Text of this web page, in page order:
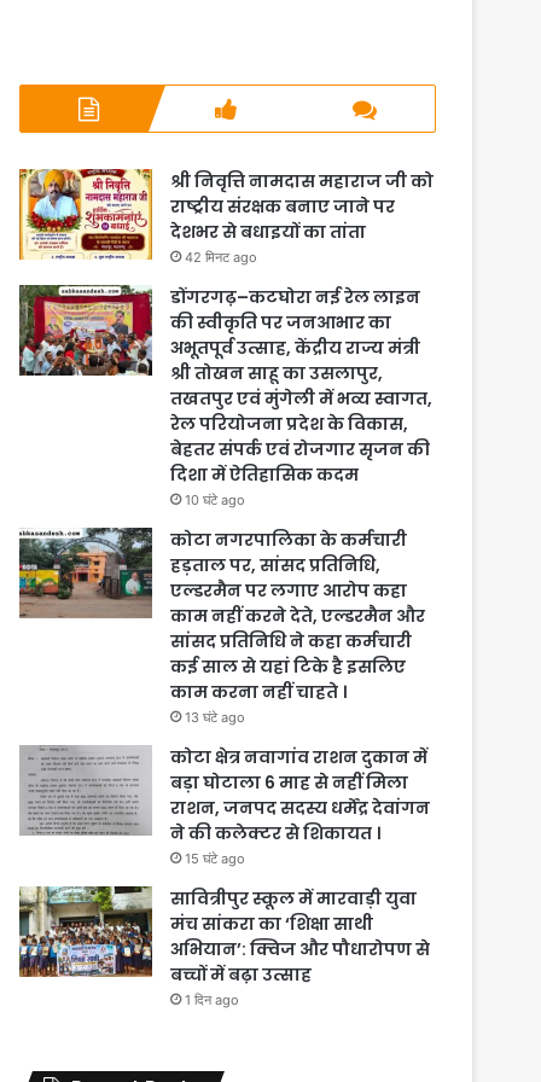
श्री निवृत्ति नामदास महाराज जी को
राष्ट्रीय संरक्षक बनाए जाने पर
देशभर से बधाइयों का तांता
42 मिनट ago
डोंगरगढ़–कटघोरा नई रेल लाइन
की स्वीकृति पर जनआभार का
अभूतपूर्व उत्साह, केंद्रीय राज्य मंत्री
श्री तोखन साहू का उसलापुर,
तखतपुर एवं मुंगेली में भव्य स्वागत,
रेल परियोजना प्रदेश के विकास,
बेहतर संपर्क एवं रोजगार सृजन की
दिशा में ऐतिहासिक कदम
10 घंटे ago
कोटा नगरपालिका के कर्मचारी
हड़ताल पर, सांसद प्रतिनिधि,
एल्डरमैन पर लगाए आरोप कहा
काम नहीं करने देते, एल्डरमैन और
सांसद प्रतिनिधि ने कहा कर्मचारी
कई साल से यहां टिके है इसलिए
काम करना नहीं चाहते ।
13 घंटे ago
कोटा क्षेत्र नवागांव राशन दुकान में
बड़ा घोटाला 6 माह से नहीं मिला
राशन, जनपद सदस्य धर्मेंद्र देवांगन
ने की कलेक्टर से शिकायत ।
15 घंटे ago
सावित्रीपुर स्कूल में मारवाड़ी युवा
मंच सांकरा का ‘शिक्षा साथी
अभियान’: क्विज और पौधारोपण से
बच्चों में बढ़ा उत्साह
1 दिन ago